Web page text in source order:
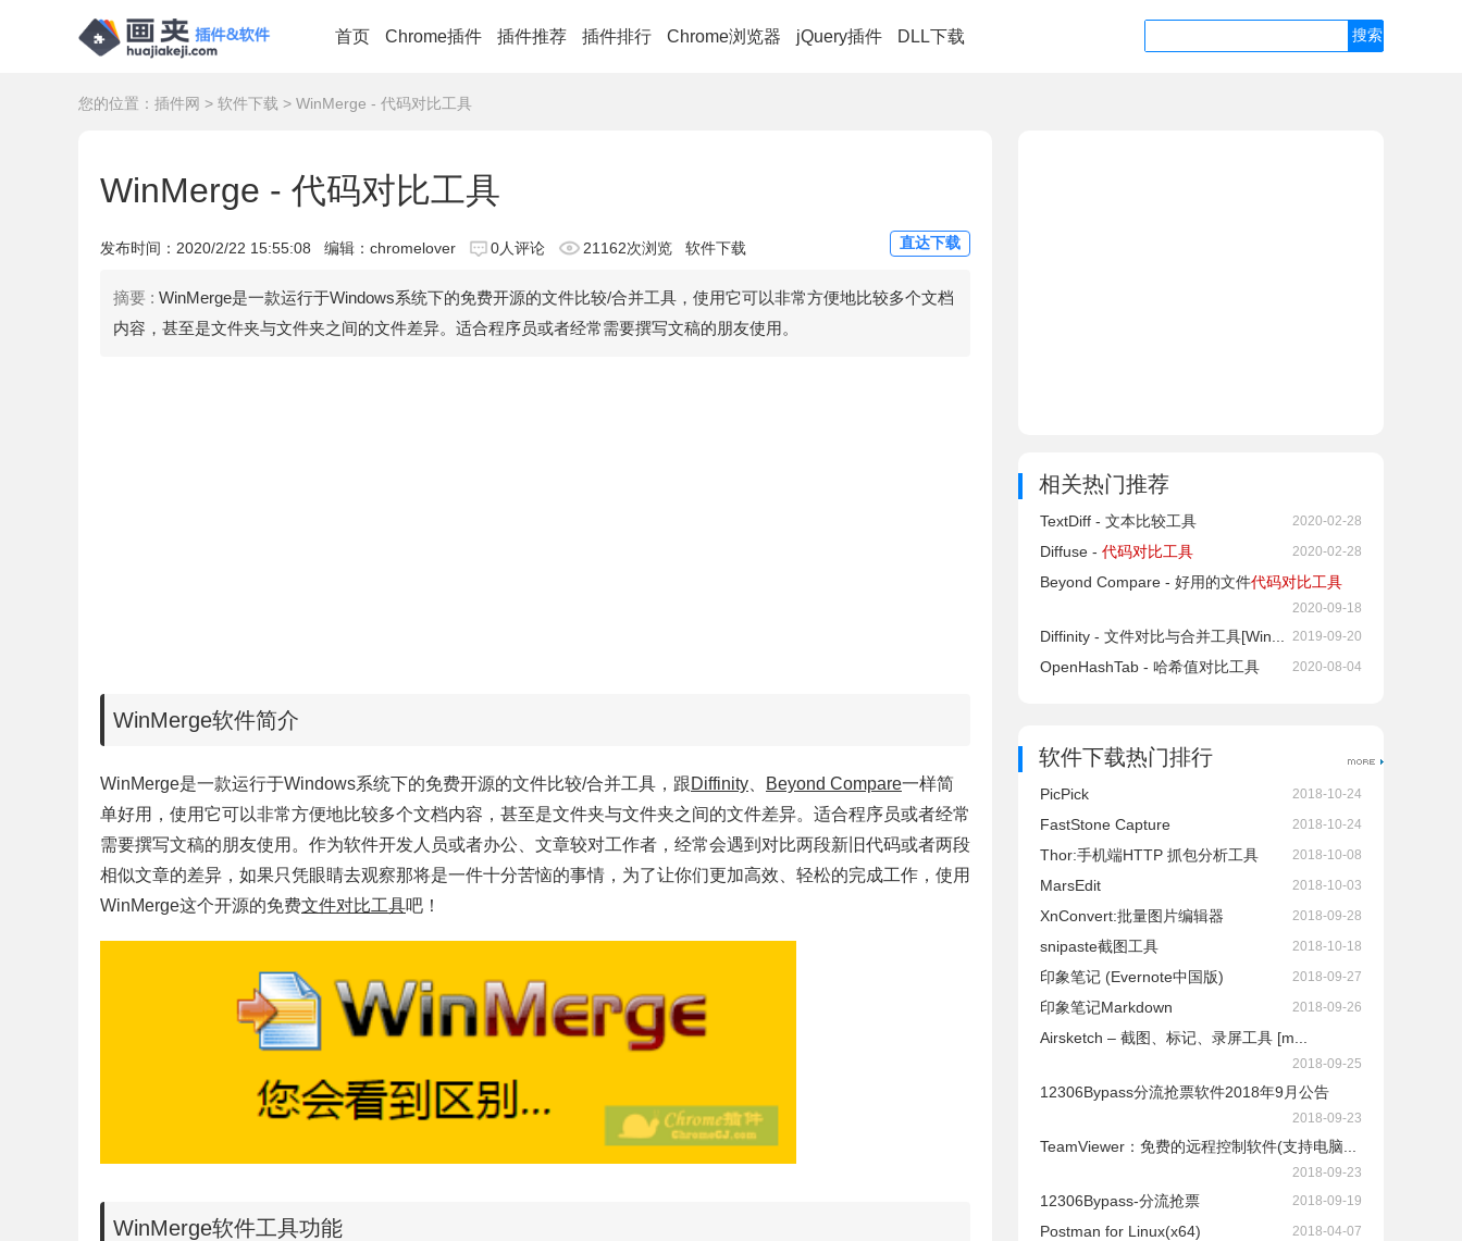
首页 Chrome插件 插件推荐 插件排行 Chrome浏览器 jQuery插件 DLL下载
您的位置： 插件网 > 软件下载 > WinMerge - 代码对比工具
WinMerge - 代码对比工具
发布时间： 2020/2/22 15:55:08 编辑：chromelover 0人评论 21162次浏览 软件下载 直达下载
摘要 : WinMerge是一款运行于Windows系统下的免费开源的文件比较/合并工具，使用它可以非常方便地比较多个文档
内容，甚至是文件夹与文件夹之间的文件差异。适合程序员或者经常需要撰写文稿的朋友使用。
WinMerge软件简介
WinMerge是一款运行于Windows系统下的免费开源的文件比较/合并工具，跟Diffinity Beyond Compare一样简
单好用，使用它可以非常方便地比较多个文档内容，甚至是文件夹与文件夹之间的文件差异。适合程序员或者经常
需要撰写文稿的朋友使用。作为软件开发人员或者办公、文章较对工作者，经常会遇到对比两段新旧代码或者两段
相似文章的差异，如果只凭眼睛去观察那将是一件十分苦恼的事情，为了让你们更加高效、轻松的完成工作，使用
WinMerge这个开源的免费文件对比工具吧！
WinMerge软件工具功能
相关热门推荐
TextDiff - 文本比较工具 2020-02-28
Diffuse - 代码对比工具 2020-02-28
Beyond Compare - 好用的文件代码对比工具
2020-09-18
Diffinity - 文件对比与合并工具[Win... 2019-09-20
OpenHashTab - 哈希值对比工具 2020-08-04
软件下载热门排行
PicPick 2018-10-24
FastStone Capture 2018-10-24
Thor:手机端HTTP 抓包分析工具 2018-10-08
MarsEdit 2018-10-03
XnConvert:批量图片编辑器 2018-09-28
snipaste截图工具 2018-10-18
印象笔记 (Evernote中国版) 2018-09-27
印象笔记Markdown 2018-09-26
Airsketch – 截图、标记、录屏工具 [m...
2018-09-25
12306Bypass分流抢票软件2018年9月公告
2018-09-23
TeamViewer：免费的远程控制软件(支持电脑...
2018-09-23
12306Bypass-分流抢票 2018-09-19
Postman for Linux(x64) 2018-04-07